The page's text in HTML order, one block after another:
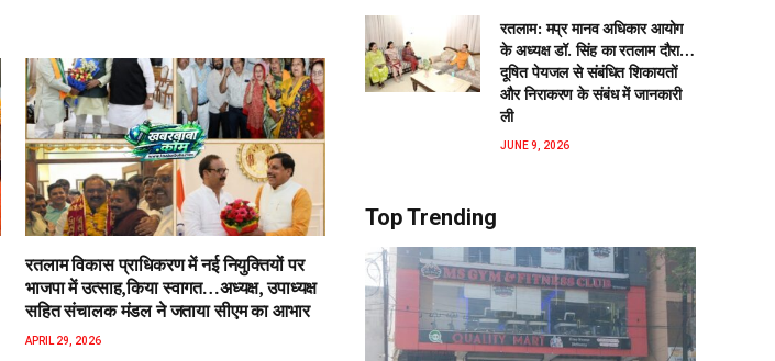
रतलाम विकास प्राधिकरण में नई नियुक्तियों पर
भाजपा में उत्साह,किया स्वागत…अध्यक्ष, उपाध्यक्ष
सहित संचालक मंडल ने जताया सीएम का आभार
APRIL 29, 2026
रतलाम: मप्र मानव अधिकार आयोग
के अध्यक्ष डॉ. सिंह का रतलाम दौरा…
दूषित पेयजल से‌ संबंधित शिकायतों
और निराकरण के संबंध में जानकारी
ली
JUNE 9, 2026
Top Trending